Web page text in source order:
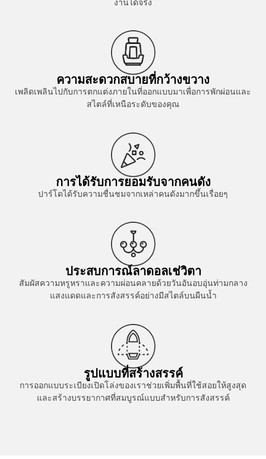
งานได้จริง
ความสะดวกสบายที่กว้างขวาง
เพลิดเพลินไปกับการตกแต่งภายในที่ออกแบบมาเพื่อการพักผ่อนและ
สไตล์ที่เหนือระดับของคุณ
การได้รับการยอมรับจากคนดัง
ปาร์โดได้รับความชื่นชมจากเหล่าคนดังมากขึ้นเรื่อยๆ
ประสบการณ์ลาดอลเช่วิตา
สัมผัสความหรูหราและความผ่อนคลายด้วยวันอันอบอุ่นท่ามกลาง
แสงแดดและการสังสรรค์อย่างมีสไตล์บนผืนน้ำ
รูปแบบที่สร้างสรรค์
การออกแบบระเบียงเปิดโล่งของเราช่วยเพิ่มพื้นที่ใช้สอยให้สูงสุด
และสร้างบรรยากาศที่สมบูรณ์แบบสำหรับการสังสรรค์